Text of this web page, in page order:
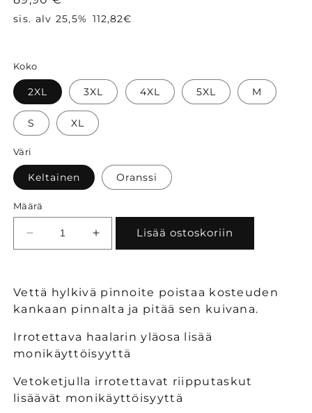
sis. alv 25,5% 112,82€
Koko
2XL 3XL 4XL 5XL M
S XL
Väri
Keltainen Oranssi
Määrä
Vähennä
tuotteen
HiVis
talvityöhousut
määrää
Lisää
tuotteen
HiVis
talvityöhousut
määrää
Lisää ostoskoriin
Vettä hylkivä pinnoite poistaa kosteuden
kankaan pinnalta ja pitää sen kuivana.
Irrotettava haalarin yläosa lisää
monikäyttöisyyttä
Vetoketjulla irrotettavat riipputaskut
lisäävät monikäyttöisyyttä